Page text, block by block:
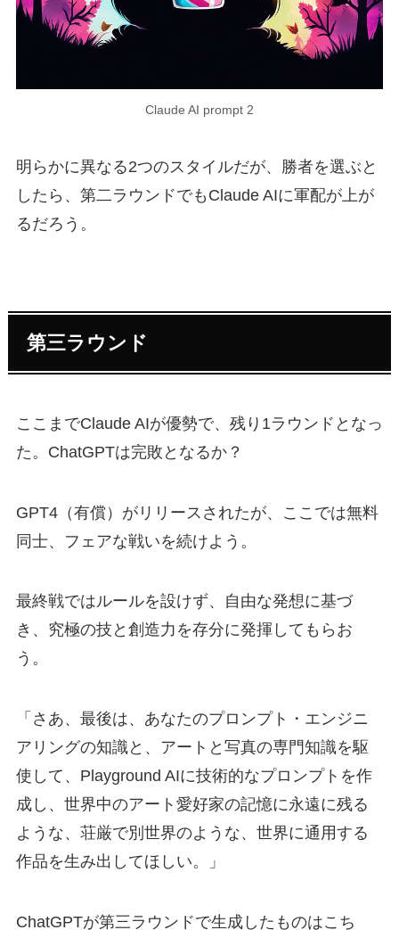
Claude AI prompt 2
明らかに異なる2つのスタイルだが、勝者を選ぶと
したら、第二ラウンドでもClaude AIに軍配が上が
るだろう。
第三ラウンド
ここまでClaude AIが優勢で、残り1ラウンドとなっ
た。ChatGPTは完敗となるか？
GPT4（有償）がリリースされたが、ここでは無料
同士、フェアな戦いを続けよう。
最終戦ではルールを設けず、自由な発想に基づ
き、究極の技と創造力を存分に発揮してもらお
う。
「さあ、最後は、あなたのプロンプト・エンジニ
アリングの知識と、アートと写真の専門知識を駆
使して、Playground AIに技術的なプロンプトを作
成し、世界中のアート愛好家の記憶に永遠に残る
ような、荘厳で別世界のような、世界に通用する
作品を生み出してほしい。」
ChatGPTが第三ラウンドで生成したものはこち